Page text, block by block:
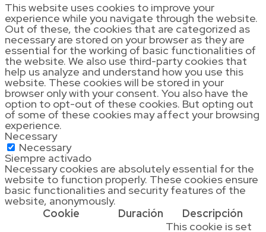
This website uses cookies to improve your
experience while you navigate through the website.
Out of these, the cookies that are categorized as
necessary are stored on your browser as they are
essential for the working of basic functionalities of
the website. We also use third-party cookies that
help us analyze and understand how you use this
website. These cookies will be stored in your
browser only with your consent. You also have the
option to opt-out of these cookies. But opting out
of some of these cookies may affect your browsing
experience.
Necessary
Necessary
Siempre activado
Necessary cookies are absolutely essential for the
website to function properly. These cookies ensure
basic functionalities and security features of the
website, anonymously.
Cookie
Duración Descripción
This cookie is set